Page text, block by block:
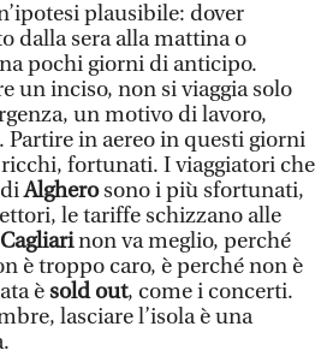
plausibile: dover
dalla sera alla mattina o
pochi giorni di anticipo.
un inciso, non si viaggia solo
un motivo di lavoro,
Partire in aereo in questi giorni
fortunati. I viaggiatori che
diAlgherosono i più sfortunati,
le tariffe schizzano alle
Cagliarinon va meglio, perché
è troppo caro, è perché non è
èsold out, come i concerti.
lasciare l’isola è una